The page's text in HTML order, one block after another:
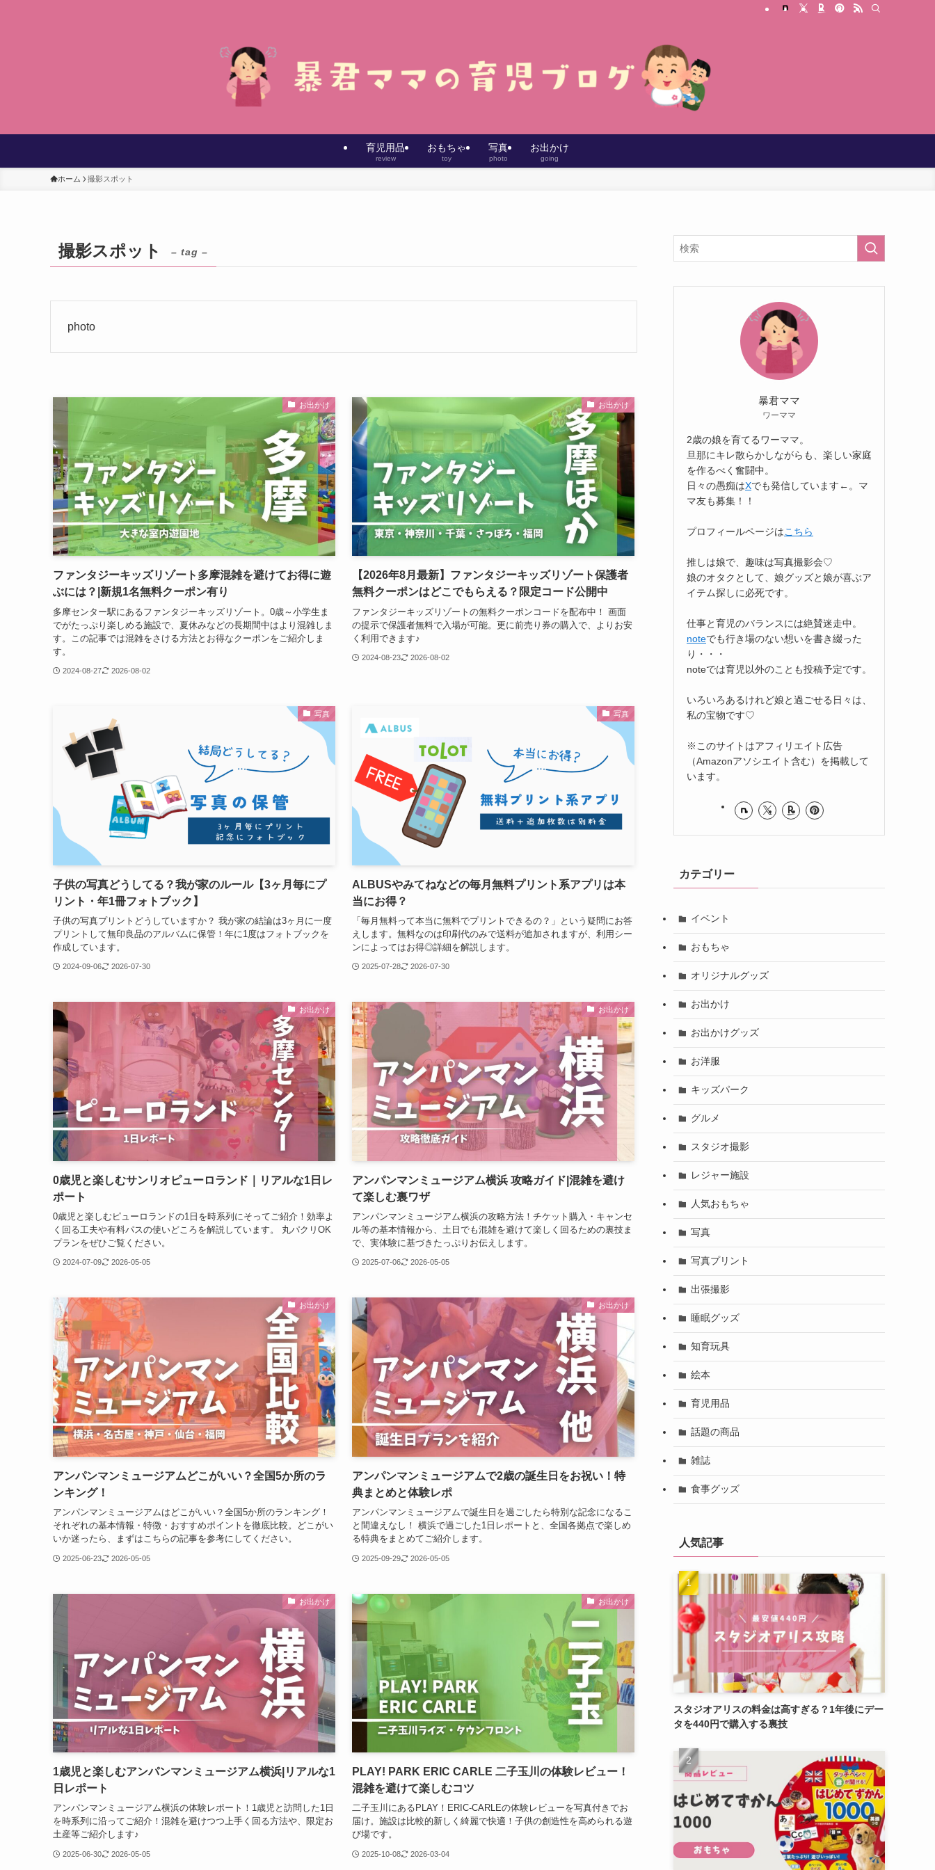
育児用品
review
おもちゃ
toy
写真
photo
お出かけ
going
ホーム 撮影スポット
撮影スポット – tag –
photo
お出かけ
ファンタジーキッズリゾート多摩混雑を避けてお得に遊
ぶには？|新規1名無料クーポン有り
多摩センター駅にあるファンタジーキッズリゾート。0歳～小学生ま
でがたっぷり楽しめる施設で、夏休みなどの長期間中はより混雑しま
す。この記事では混雑をさける方法とお得なクーポンをご紹介しま
す。
2024-08-27 2026-08-02
お出かけ
【2026年8月最新】ファンタジーキッズリゾート保護者
無料クーポンはどこでもらえる？限定コード公開中
ファンタジーキッズリゾートの無料クーポンコードを配布中！ 画面
の提示で保護者無料で入場が可能。更に前売り券の購入で、よりお安
く利用できます♪
2024-08-23 2026-08-02
写真
子供の写真どうしてる？我が家のルール【3ヶ月毎にプ
リント・年1冊フォトブック】
子供の写真プリントどうしていますか？ 我が家の結論は3ヶ月に一度
プリントして無印良品のアルバムに保管！年に1度はフォトブックを
作成しています。
2024-09-06 2026-07-30
写真
ALBUSやみてねなどの毎月無料プリント系アプリは本
当にお得？
「毎月無料って本当に無料でプリントできるの？」という疑問にお答
えします。無料なのは印刷代のみで送料が追加されますが、利用シー
ンによってはお得◎詳細を解説します。
2025-07-28 2026-07-30
お出かけ
0歳児と楽しむサンリオピューロランド｜リアルな1日レ
ポート
0歳児と楽しむピューロランドの1日を時系列にそってご紹介！効率よ
く回る工夫や有料パスの使いどころを解説しています。 丸パクリOK
プランをぜひご覧ください。
2024-07-09 2026-05-05
お出かけ
アンパンマンミュージアム横浜 攻略ガイド|混雑を避け
て楽しむ裏ワザ
アンパンマンミュージアム横浜の攻略方法！チケット購入・キャンセ
ル等の基本情報から、土日でも混雑を避けて楽しく回るための裏技ま
で、実体験に基づきたっぷりお伝えします。
2025-07-06 2026-05-05
お出かけ
アンパンマンミュージアムどこがいい？全国5か所のラ
ンキング！
アンパンマンミュージアムはどこがいい？全国5か所のランキング！
それぞれの基本情報・特徴・おすすめポイントを徹底比較。どこがい
いか迷ったら、まずはこちらの記事を参考にしてください。
2025-06-23 2026-05-05
お出かけ
アンパンマンミュージアムで2歳の誕生日をお祝い！特
典まとめと体験レポ
アンパンマンミュージアムで誕生日を過ごしたら特別な記念になるこ
と間違えなし！ 横浜で過ごした1日レポートと、全国各拠点で楽しめ
る特典をまとめてご紹介します。
2025-09-29 2026-05-05
お出かけ
1歳児と楽しむアンパンマンミュージアム横浜|リアルな1
日レポート
アンパンマンミュージアム横浜の体験レポート！1歳児と訪問した1日
を時系列に沿ってご紹介！混雑を避けつつ上手く回る方法や、限定お
土産等ご紹介します♪
2025-06-30 2026-05-05
お出かけ
PLAY! PARK ERIC CARLE 二子玉川の体験レビュー！
混雑を避けて楽しむコツ
二子玉川にあるPLAY！ERIC-CARLEの体験レビューを写真付きでお
届け。施設は比較的新しく綺麗で快適！子供の創造性を高められる遊
び場です。
2025-10-08 2026-03-04
暴君ママ
ワーママ
2歳の娘を育てるワーママ。
旦那にキレ散らかしながらも、楽しい家庭
を作るべく奮闘中。
日々の愚痴はXでも発信しています←。マ
マ友も募集！！
プロフィールページはこちら
推しは娘で、趣味は写真撮影会♡
娘のオタクとして、娘グッズと娘が喜ぶア
イテム探しに必死です。
仕事と育児のバランスには絶賛迷走中。
noteでも行き場のない想いを書き綴った
り・・・
noteでは育児以外のことも投稿予定です。
いろいろあるけれど娘と過ごせる日々は、
私の宝物です♡
※このサイトはアフィリエイト広告
（Amazonアソシエイト含む）を掲載して
います。
カテゴリー
イベント
おもちゃ
オリジナルグッズ
お出かけ
お出かけグッズ
お洋服
キッズパーク
グルメ
スタジオ撮影
レジャー施設
人気おもちゃ
写真
写真プリント
出張撮影
睡眠グッズ
知育玩具
絵本
育児用品
話題の商品
雑誌
食事グッズ
人気記事
スタジオアリスの料金は高すぎる？1年後にデー
タを440円で購入する裏技